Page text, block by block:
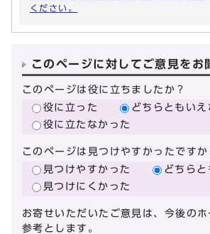
ください。
このページに対してご意見をお
このページは役に立ちましたか？
役に立った
どちらともいえ
役に立たなかった
このページは見つけやすかったですか
見つけやすかった
どちらと
見つけにくかった
お寄せいただいたご意見は、今後の
参考とします。